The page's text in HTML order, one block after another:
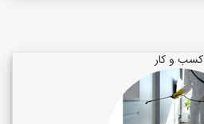
کسب و کار